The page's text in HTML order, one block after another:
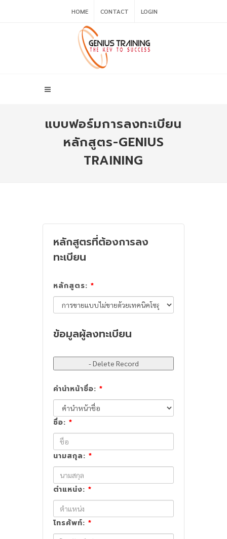
HOME CONTACT LOGIN
แบบฟอร์มการลงทะเบียน
หลักสูตร-GENIUS
TRAINING
หลักสูตรที่ต้องการลง
ทะเบียน
หลักสูตร: *
ข้อมูลผู้ลงทะเบียน
คำนำหน้าชื่อ: *
ชื่อ: *
นามสกุล: *
ตำแหน่ง: *
โทรศัพท์: *